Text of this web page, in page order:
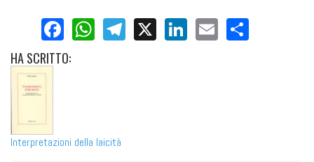
Facebook
WhatsApp
Telegram
X LinkedIn
Email
HASCRITTO:
Interpretazioni della laicità